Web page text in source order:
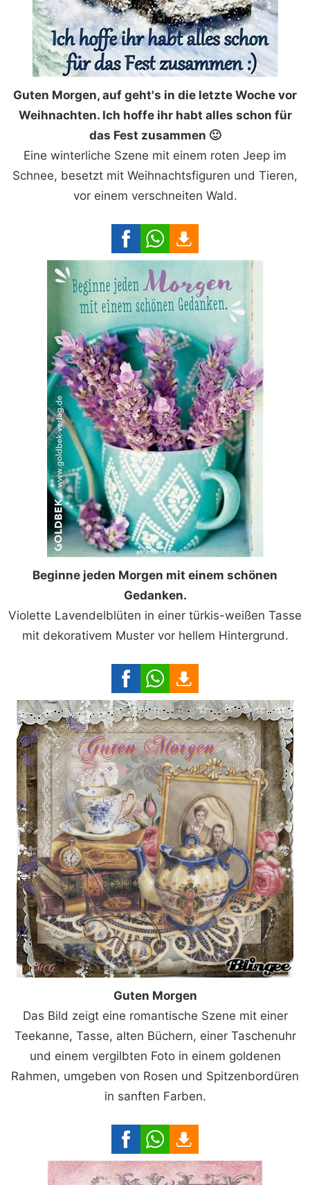
Guten Morgen, auf geht's in die letzte Woche vor
Weihnachten. Ich hoffe ihr habt alles schon für
das Fest zusammen 🙂
Eine winterliche Szene mit einem roten Jeep im
Schnee, besetzt mit Weihnachtsfiguren und Tieren,
vor einem verschneiten Wald.
Beginne jeden Morgen mit einem schönen
Gedanken.
Violette Lavendelblüten in einer türkis-weißen Tasse
mit dekorativem Muster vor hellem Hintergrund.
Guten Morgen
Das Bild zeigt eine romantische Szene mit einer
Teekanne, Tasse, alten Büchern, einer Taschenuhr
und einem vergilbten Foto in einem goldenen
Rahmen, umgeben von Rosen und Spitzenbordüren
in sanften Farben.